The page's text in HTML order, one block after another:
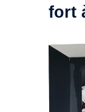
fort